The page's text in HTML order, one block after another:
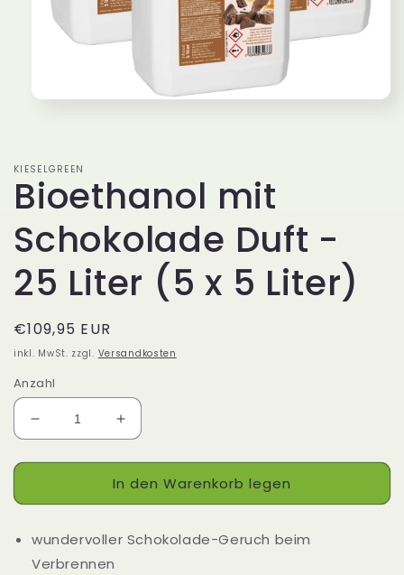
KIESELGREEN
Bioethanol mit
Schokolade Duft -
25 Liter (5 x 5 Liter)
Normaler
Preis
€109,95 EUR
inkl. MwSt. zzgl. Versandkosten
Anzahl
Verringere
die
Menge
Bioethanol
Schokolade
Duft
Erhöhe
die
Menge
für
Bioethanol
Schokolade
In den Warenkorb legen
wundervoller Schokolade-Geruch beim
Verbrennen